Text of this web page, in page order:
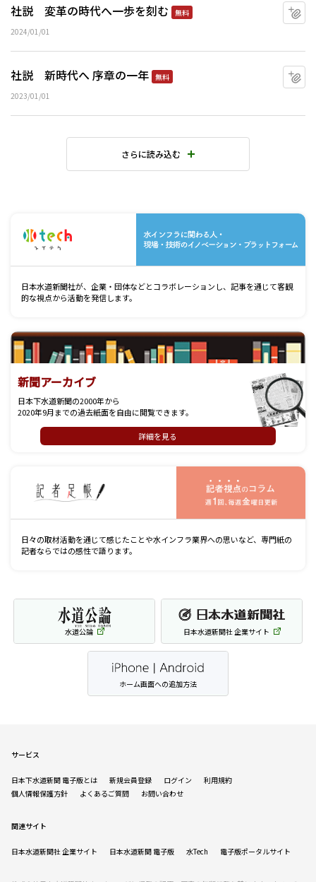
社説 変革の時代へ一歩を刻む
無料
2024/01/01
社説 新時代へ 序章の一年 無料
2023/01/01
さらに読み込む
日本水道新聞社が、企業・団体などとコラボレーションし、記事を通じて客観
的な視点から活動を発信します。
新聞アーカイブ
日本下水道新聞の2000年から
2020年9月までの過去紙面を自由に閲覧できます。
詳細を見る
日々の取材活動を通じて感じたことや水インフラ業界への思いなど、専門紙の
記者ならではの感性で語ります。
水道公論 日本水道新聞社 企業サイト
ホーム画面への追加方法
サービス
日本下水道新聞 電子版とは 新規会員登録 ログイン
利用規約
個人情報保護方針
よくあるご質問 お問い合わせ
関連サイト
日本水道新聞社 企業サイト 日本水道新聞 電子版 水Tech 電子版ポータルサイト